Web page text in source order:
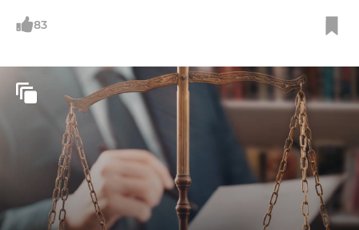
룸버그, 아마존, 쿼라, Pixabay
83